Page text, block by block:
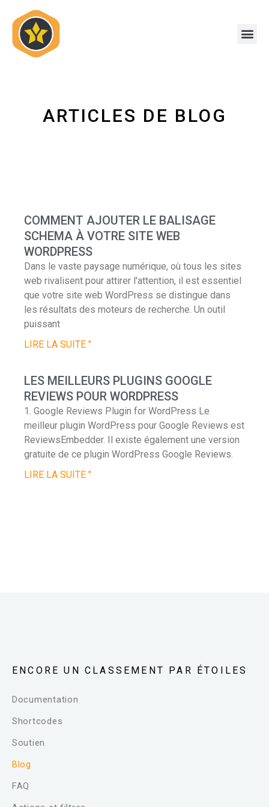
content
ARTICLES DE BLOG
COMMENT AJOUTER LE BALISAGE
SCHEMA À VOTRE SITE WEB
WORDPRESS
Dans le vaste paysage numérique, où tous les sites
web rivalisent pour attirer l'attention, il est essentiel
que votre site web WordPress se distingue dans
les résultats des moteurs de recherche. Un outil
puissant
LIRE LA SUITE "
LES MEILLEURS PLUGINS GOOGLE
REVIEWS POUR WORDPRESS
1. Google Reviews Plugin for WordPress Le
meilleur plugin WordPress pour Google Reviews est
ReviewsEmbedder. Il existe également une version
gratuite de ce plugin WordPress Google Reviews.
LIRE LA SUITE "
ENCORE UN CLASSEMENT PAR ÉTOILES
Documentation
Shortcodes
Soutien
Blog
FAQ